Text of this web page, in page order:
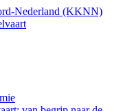
Nederland (KKNN)